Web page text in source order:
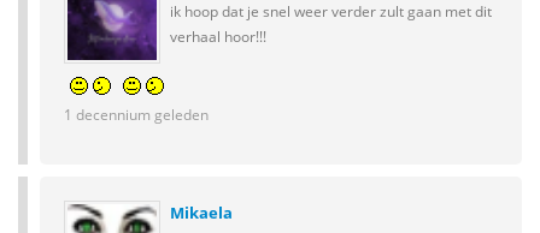
ik hoop dat je snel weer verder zult gaan met dit
verhaal hoor!!!
1 decennium geleden
Mikaela